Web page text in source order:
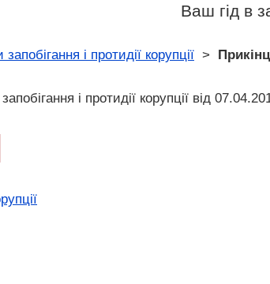
Ваш гід в
і протидії корупції >
і протидії корупції від